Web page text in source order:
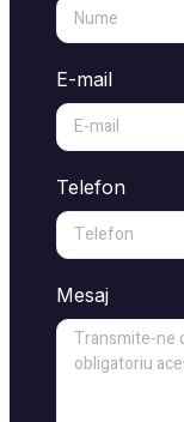
E-mail
Telefon
Mesaj